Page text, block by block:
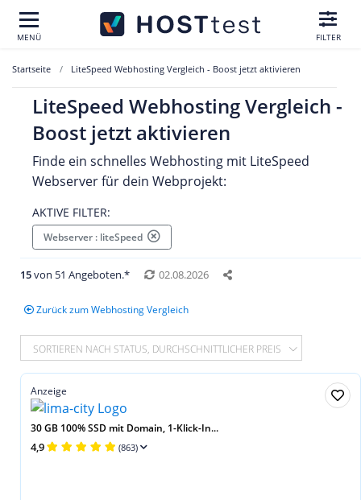
MENÜ FILTER
Startseite LiteSpeed Webhosting Vergleich - Boost jetzt aktivieren
LiteSpeed Webhosting Vergleich -
Boost jetzt aktivieren
Finde ein schnelles Webhosting mit LiteSpeed
Webserver für dein Webprojekt:
AKTIVE FILTER:
Webserver : liteSpeed
15von 51 Angeboten.* 02.08.2026
Zurück zum Webhosting Vergleich
SORTIEREN NACH STATUS, DURCHSCHNITTLICHER PREIS
Anzeige
30 GB 100% SSD mit Domain, 1-Klick-In...
4,9 (863)